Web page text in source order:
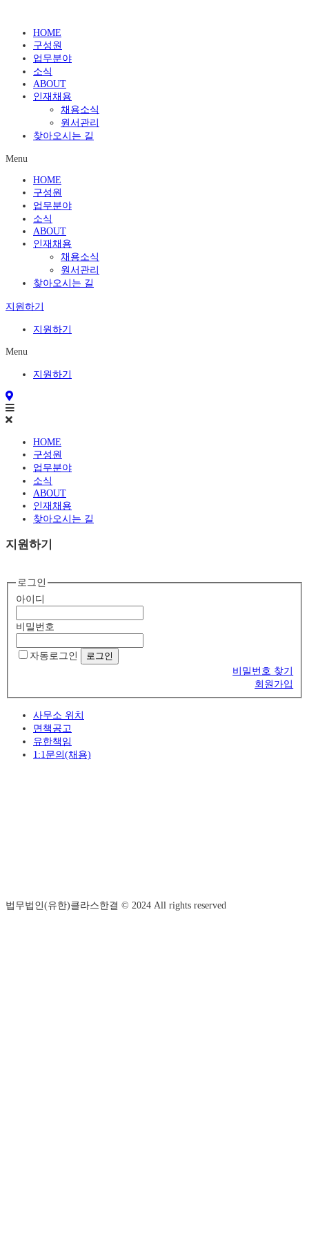
HOME
구성원
업무분야
소식
ABOUT
인재채용
채용소식
원서관리
찾아오시는 길
Menu
HOME
구성원
업무분야
소식
ABOUT
인재채용
채용소식
원서관리
찾아오시는 길
지원하기
지원하기
Menu
지원하기
HOME
구성원
업무분야
소식
ABOUT
인재채용
찾아오시는 길
지원하기
로그인
아이디
비밀번호
자동로그인
비밀번호 찾기
회원가입
사무소 위치
면책공고
유한책임
1:1문의(채용)
법무법인(유한)클라스한결 © 2024 All rights reserved